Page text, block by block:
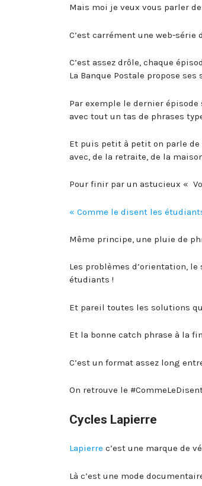
Mais moi je veux vous parler
C’est carrément une web-série
C’est assez drôle, chaque
La Banque Postale propose
Par exemple le dernier épisode
avec tout un tas de phrases
Et puis petit à petit on parle de
avec, de la retraite, de la
Pour finir par un astucieux «
« Comme le disent les
Même principe, une pluie de
Les problèmes d’orientation,
étudiants !
Et pareil toutes les solutions
Et la bonne catch phrase à la
C’est un format assez long
On retrouve le
Cycles Lapierre
Lapierre c’est une marque de
Là c’est une mode